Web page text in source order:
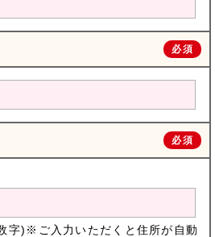
必須
必須
字)※ご入力いただくと住所が自動